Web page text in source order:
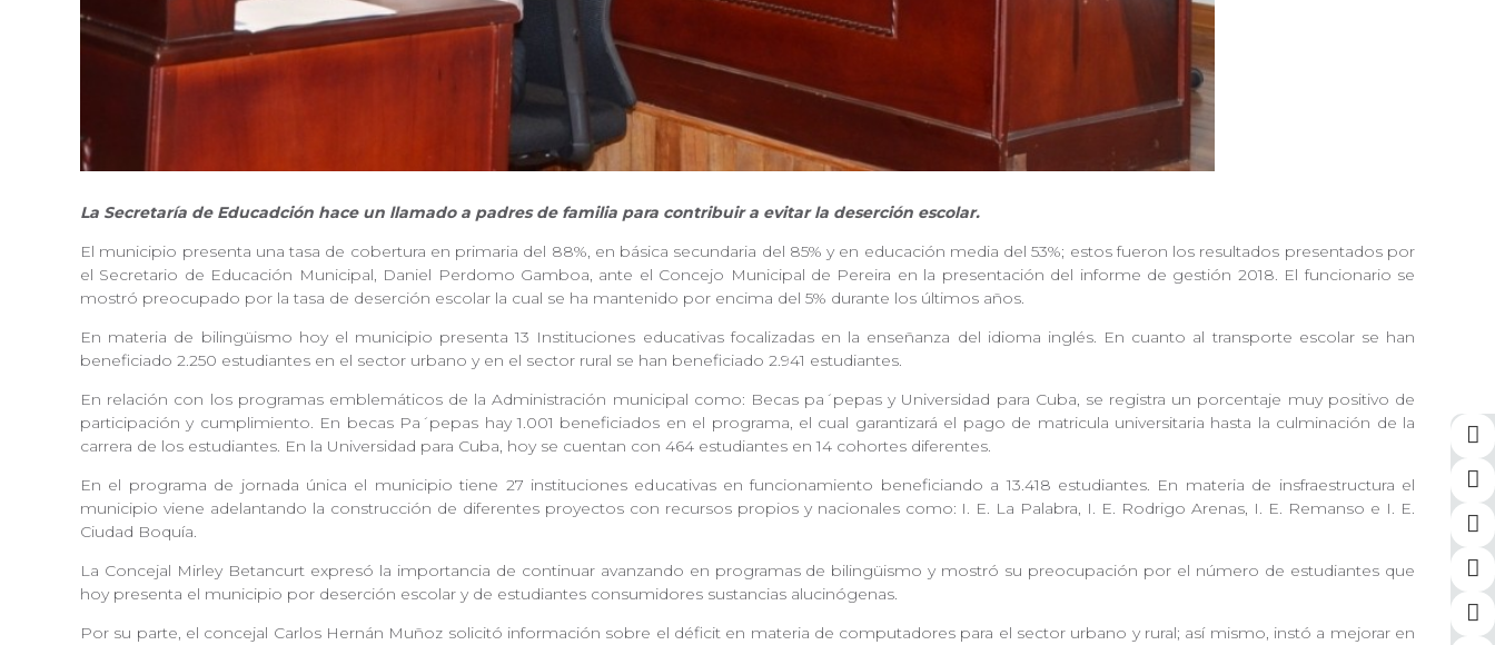
La Secretaría de Educadción hace un llamado a padres de familia para contribuir a evitar la deserción escolar.
El municipio presenta una tasa de cobertura en primaria del 88%, en básica secundaria del 85% y en educación media del 53%; estos fueron los resultados presentados por
el Secretario de Educación Municipal, Daniel Perdomo Gamboa, ante el Concejo Municipal de Pereira en la presentación del informe de gestión 2018. El funcionario se
mostró preocupado por la tasa de deserción escolar la cual se ha mantenido por encima del 5% durante los últimos años.
En materia de bilingüismo hoy el municipio presenta 13 Instituciones educativas focalizadas en la enseñanza del idioma inglés. En cuanto al transporte escolar se han
beneficiado 2.250 estudiantes en el sector urbano y en el sector rural se han beneficiado 2.941 estudiantes.
En relación con los programas emblemáticos de la Administración municipal como: Becas pa´pepas y Universidad para Cuba, se registra un porcentaje muy positivo de
participación y cumplimiento. En becas Pa´pepas hay 1.001 beneficiados en el programa, el cual garantizará el pago de matricula universitaria hasta la culminación de la
carrera de los estudiantes. En la Universidad para Cuba, hoy se cuentan con 464 estudiantes en 14 cohortes diferentes.
En el programa de jornada única el municipio tiene 27 instituciones educativas en funcionamiento beneficiando a 13.418 estudiantes. En materia de insfraestructura el
municipio viene adelantando la construcción de diferentes proyectos con recursos propios y nacionales como: I. E. La Palabra, I. E. Rodrigo Arenas, I. E. Remanso e I. E.
Ciudad Boquía.
La Concejal Mirley Betancurt expresó la importancia de continuar avanzando en programas de bilingüismo y mostró su preocupación por el número de estudiantes que
hoy presenta el municipio por deserción escolar y de estudiantes consumidores sustancias alucinógenas.
Por su parte, el concejal Carlos Hernán Muñoz solicitó información sobre el déficit en materia de computadores para el sector urbano y rural; así mismo, instó a mejorar en